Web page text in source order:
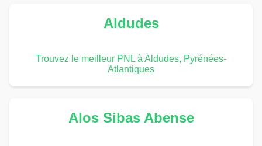
Aldudes
Trouvez le meilleur PNL à Aldudes, Pyrénées-
Atlantiques
Alos Sibas Abense